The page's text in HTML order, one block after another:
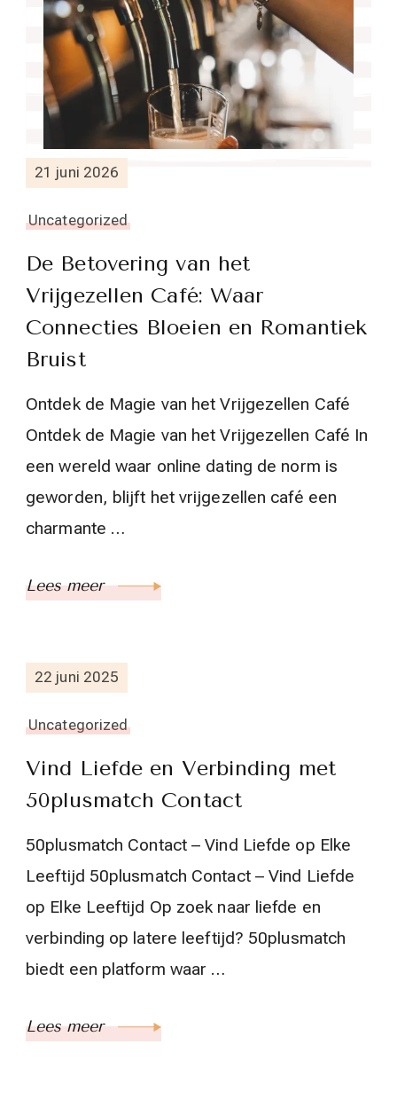
21 juni 2026
Uncategorized
De Betovering van het
Vrijgezellen Café: Waar
Connecties Bloeien en Romantiek
Bruist
Ontdek de Magie van het Vrijgezellen Café
Ontdek de Magie van het Vrijgezellen Café In
een wereld waar online dating de norm is
geworden, blijft het vrijgezellen café een
charmante …
Lees meer
22 juni 2025
Uncategorized
Vind Liefde en Verbinding met
50plusmatch Contact
50plusmatch Contact – Vind Liefde op Elke
Leeftijd 50plusmatch Contact – Vind Liefde
op Elke Leeftijd Op zoek naar liefde en
verbinding op latere leeftijd? 50plusmatch
biedt een platform waar …
Lees meer